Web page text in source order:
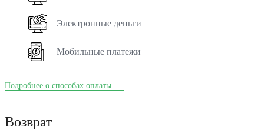
Электронные деньги
Мобильные платежи
Подробнее о способах оплаты
Возврат